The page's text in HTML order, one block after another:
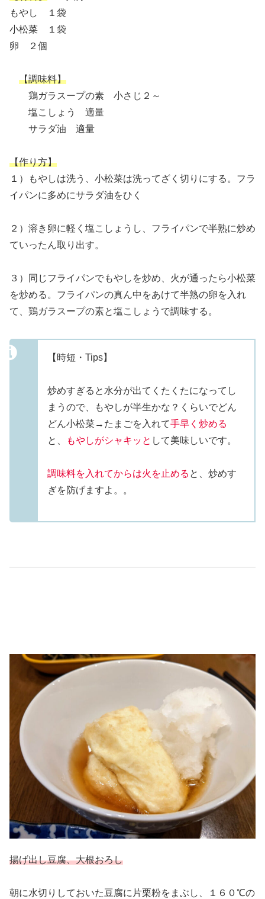
もやし １袋
小松菜 １袋
卵 ２個
【調味料】
鶏ガラスープの素 小さじ２～
塩こしょう 適量
サラダ油 適量
【作り方】
１）もやしは洗う、小松菜は洗ってざく切りにする。フラ
イパンに多めにサラダ油をひく
２）溶き卵に軽く塩こしょうし、フライパンで半熟に炒め
ていったん取り出す。
３）同じフライパンでもやしを炒め、火が通ったら小松菜
を炒める。フライパンの真ん中をあけて半熟の卵を入れ
て、鶏ガラスープの素と塩こしょうで調味する。
【時短・Tips】
炒めすぎると水分が出てくたくたになってし
まうので、もやしが半生かな？くらいでどん
どん小松菜→たまごを入れて手早く炒める
と、
もやしがシャキッと して美味しいです。
調味料を入れてからは火を止める と、炒めす
ぎを防げますよ。。
揚げ出し豆腐、大根おろし
朝に水切りしておいた豆腐に片栗粉をまぶし、１６０℃の